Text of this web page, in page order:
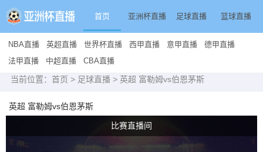
首页 亚洲杯直播 足球直播 篮球直播
NBA直播 英超直播 世界杯直播 西甲直播 意甲直播
德甲直播
法甲直播
中超直播 CBA直播
当前位置： 首页 > 足球直播 > 英超 富勒姆vs伯恩茅斯
英超 富勒姆vs伯恩茅斯
比赛直播间